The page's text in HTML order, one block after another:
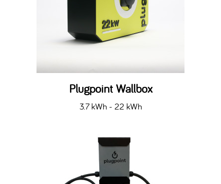
Plugpoint Wallbox
3.7 kWh - 22 kWh